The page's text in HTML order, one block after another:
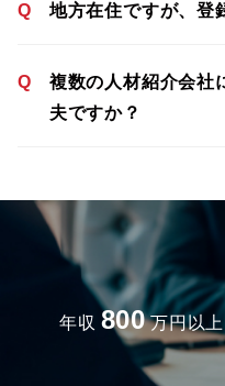
Q 地方在住ですが、登
Q
複数の人材紹介会社
夫ですか？
年収 800 万円以